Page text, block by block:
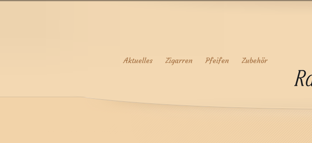
Aktuelles Zigarren Pfeifen Zubehör